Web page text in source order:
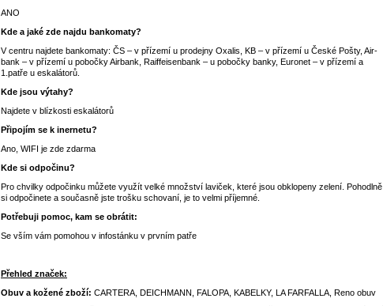
ANO
Kde a jaké zde najdu bankomaty?
V centru najdete bankomaty: ČS – v přízemí u prodejny Oxalis, KB – v přízemí u České Pošty, Air-
bank – v přízemí u pobočky Airbank, Raiffeisenbank – u pobočky banky, Euronet – v přízemí a
1.patře u eskalátorů.
Kde jsou výtahy?
Najdete v blízkosti eskalátorů
Připojím se k inernetu?
Ano, WIFI je zde zdarma
Kde si odpočinu?
Pro chvilky odpočinku můžete využít velké množství laviček, které jsou obklopeny zelení. Pohodlně
si odpočinete a současně jste trošku schovaní, je to velmi příjemné.
Potřebuji pomoc, kam se obrátit:
Se vším vám pomohou v infostánku v prvním patře
Přehled značek:
Obuv a kožené zboží: CARTERA, DEICHMANN, FALOPA, KABELKY, LA FARFALLA, Reno obuv